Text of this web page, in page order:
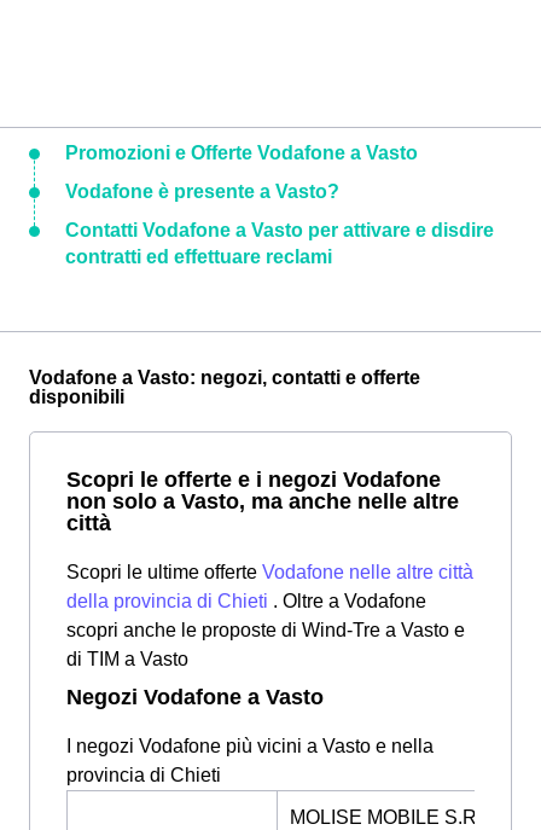
Promozioni e Offerte Vodafone a Vasto
Vodafone è presente a Vasto?
Contatti Vodafone a Vasto per attivare e disdire
contratti ed effettuare reclami
Vodafone a Vasto: negozi, contatti e offerte
disponibili
Scopri le offerte e i negozi Vodafone
non solo a Vasto, ma anche nelle altre
città
Scopri le ultime offerte Vodafone nelle altre città
della provincia di Chieti . Oltre a Vodafone
scopri anche le proposte di Wind-Tre a Vasto e
di TIM a Vasto
Negozi Vodafone a Vasto
I negozi Vodafone più vicini a Vasto e nella
provincia di Chieti
MOLISE MOBILE S.R.L.